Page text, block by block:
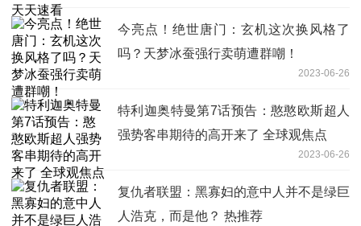
今亮点！绝世唐门：玄机这次换风格了
吗？天梦冰蚕强行卖萌遭群嘲！
2023-06-26
特利迦奥特曼第7话预告：憨憨欧斯超人
强势客串期待的高开来了 全球观焦点
2023-06-26
复仇者联盟：黑寡妇的意中人并不是绿巨
人浩克，而是他？ 热推荐